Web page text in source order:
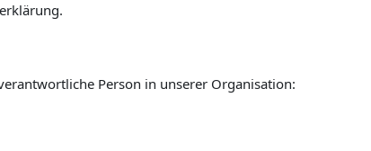
Person in unserer Organisation: